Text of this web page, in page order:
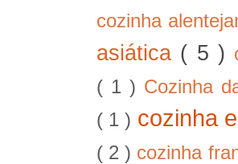
cozinha
asiática ( 5 )
( 1 ) Cozinha
( 1 ) cozinha
( 2 ) cozinha